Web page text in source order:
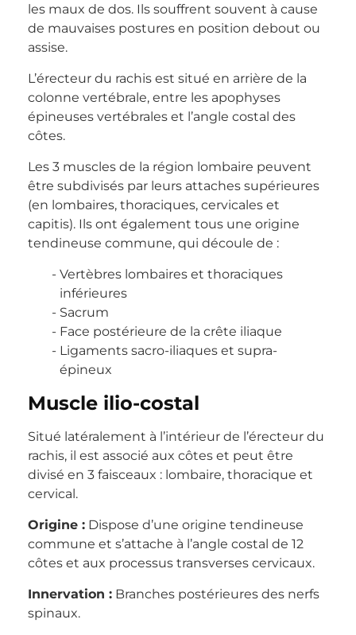
les maux de dos. Ils souffrent souvent à cause
de mauvaises postures en position debout ou
assise.
L’érecteur du rachis est situé en arrière de la
colonne vertébrale, entre les apophyses
épineuses vertébrales et l’angle costal des
côtes.
Les 3 muscles de la région lombaire peuvent
être subdivisés par leurs attaches supérieures
(en lombaires, thoraciques, cervicales et
capitis). Ils ont également tous une origine
tendineuse commune, qui découle de :
Vertèbres lombaires et thoraciques
inférieures
Sacrum
Face postérieure de la crête iliaque
Ligaments sacro-iliaques et supra-
épineux
Muscle ilio-costal
Situé latéralement à l’intérieur de l’érecteur du
rachis, il est associé aux côtes et peut être
divisé en 3 faisceaux : lombaire, thoracique et
cervical.
Origine : Dispose d’une origine tendineuse
commune et s’attache à l’angle costal de 12
côtes et aux processus transverses cervicaux.
Innervation : Branches postérieures des nerfs
spinaux.